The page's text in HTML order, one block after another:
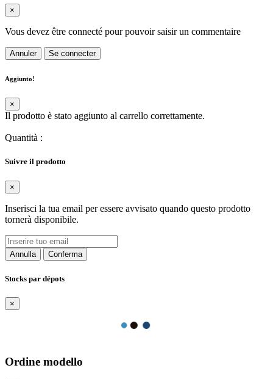
×
Vous devez être connecté pour pouvoir saisir un commentaire
Annuler Se connecter
Aggiunto!
×
Il prodotto è stato aggiunto al carrello correttamente.
Quantità :
Suivre il prodotto
×
Inserisci la tua email per essere avvisato quando questo prodotto
tornerà disponibile.
Annulla Conferma
Stocks par dépots
×
Ordine modello